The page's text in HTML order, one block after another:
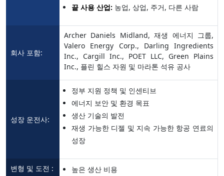
끝 사용 산업: 농업, 상업, 주거, 다른 사람
회사 포함:
Archer Daniels Midland, 재생 에너지 그룹,
Valero Energy Corp., Darling Ingredients
Inc., Cargill Inc., POET LLC, Green Plains
Inc., 플린 힐스 자원 및 마라톤 석유 공사
성장 운전사:
정부 지원 정책 및 인센티브
에너지 보안 및 환경 목표
생산 기술의 발전
재생 가능한 디젤 및 지속 가능한 항공 연료의
성장
변형 및 도전 :
높은 생산 비용